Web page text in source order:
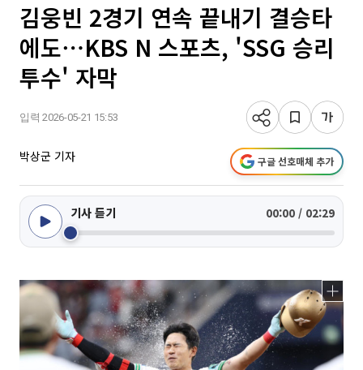
김웅빈 2경기 연속 끝내기 결승타
에도⋯KBS N 스포츠, 'SSG 승리
투수' 자막
입력 2026-05-21 15:53
박상군 기자 구글 선호매체 추가
기사 듣기 00:00 / 02:29